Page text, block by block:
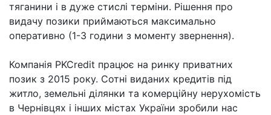
тяганини і в дуже стислі терміни. Рішення про
видачу позики приймаються максимально
оперативно (1-3 години з моменту звернення).
Компанія PKCredit працює на ринку приватних
позик з 2015 року. Сотні виданих кредитів під
житло, земельні ділянки та комерційну нерухомість
в Чернівцях і інших містах України зробили нас